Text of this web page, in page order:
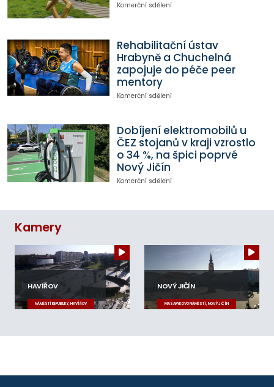
Komerční sdělení
Rehabilitační ústav
Hrabyně a Chuchelná
zapojuje do péče peer
mentory
Komerční sdělení
Dobíjení elektromobilů u
ČEZ stojanů v kraji vzrostlo
o 34 %, na špici poprvé
Nový Jičín
Komerční sdělení
Kamery
HAVÍŘOV
NÁMĚSTÍ REPUBLIKY, HAVÍŘOV
NOVÝ JIČÍN
MASARYKOVO NÁMĚSTÍ, NOVÝ JIČÍN